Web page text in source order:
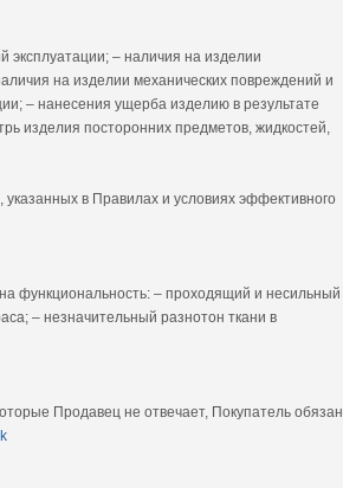
эксплуатации; – наличия на изделии
на изделии механических повреждений и
– нанесения ущерба изделию в результате
изделия посторонних предметов, жидкостей,
в Правилах и условиях эффективного
функциональность: – проходящий и несильный
– незначительный разнотон ткани в
Продавец не отвечает, Покупатель обязан